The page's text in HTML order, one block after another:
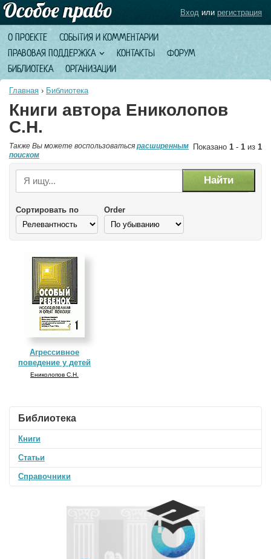
О ПРОЕКТЕ
СОБЫТИЯ И КОММЕНТАРИИ
ПРАВОВАЯ ПОДДЕРЖКА
КОНТАКТЫ
ФОРУМ
БИБЛИОТЕКА
ОРГАНИЗАЦИИ
Вход или регистрация
Главная › Библиотека
Книги автора Ениколопов
С.Н.
Показано 1 - 1 из 1
Также Вы можете воспользоваться расширенным
поиском
Сортировать по Order
Агрессивное
поведение у детей
Ениколопов С.Н.
Библиотека
Книги
Статьи
Справочники